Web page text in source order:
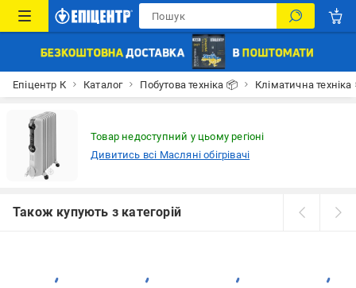
Епіцентр К Каталог Побутова техніка 📦 Кліматична
Товар недоступний у цьому регіоні
Дивитись всі Масляні обігрівачі
Також купують з категорій